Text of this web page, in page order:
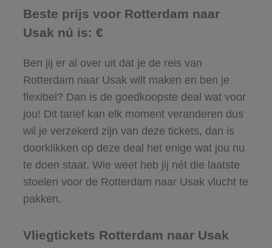
Beste prijs voor Rotterdam naar
Usak nú is: €
Ben jij er al over uit dat je de reis van
Rotterdam naar Usak wilt maken en ben je
flexibel? Dan is de goedkoopste deal wat voor
jou! Dit tarief kan elk moment veranderen dus
wil je verzekerd zijn van deze tickets, dan is
doorklikken op deze deal het enige wat jou nu
te doen staat. Wie weet heb jij nét die laatste
stoelen voor de Rotterdam naar Usak vlucht te
pakken.
Vliegtickets Rotterdam naar Usak